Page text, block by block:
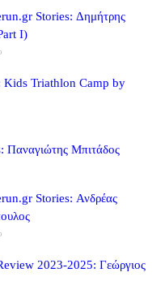
Stories: Δημήτρης
I)
Kids Triathlon Camp by
Παναγιώτης Μπιτάδος
Stories: Ανδρέας
2023-2025: Γεώργιος